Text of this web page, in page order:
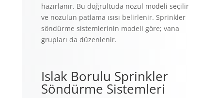
hazırlanır. Bu doğrultuda nozul modeli seçilir
ve nozulun patlama ısısı belirlenir. Sprinkler
söndürme sistemlerinin modeli göre; vana
grupları da düzenlenir.
Islak Borulu Sprinkler
Söndürme Sistemleri